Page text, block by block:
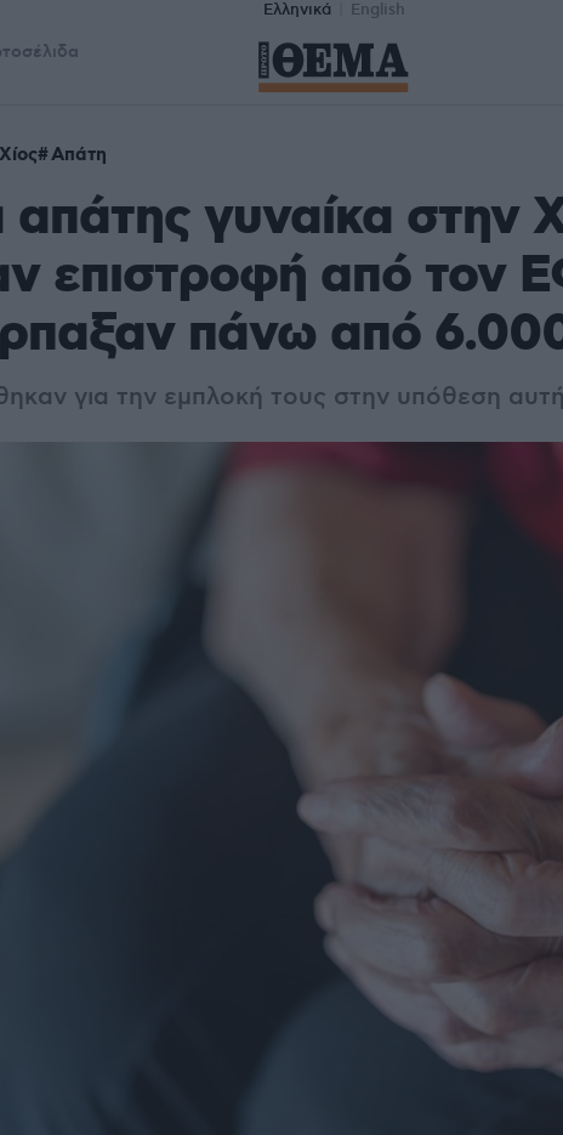
Ελληνικά English
Χίος Απάτη
γυναίκα στην
επιστροφή από τον
πάνω από
για την εμπλοκή τους στην υπόθεση